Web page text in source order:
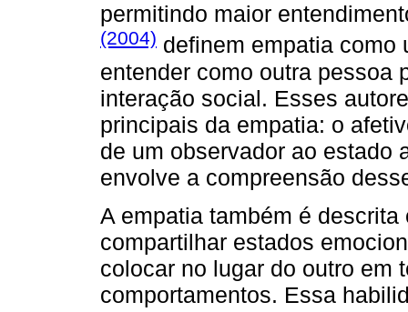
permitindo maior
(2004) definem empatia como
entender como outra pessoa
interação social. Esses
principais da empatia: o
de um observador ao estado
envolve a compreensão
A empatia também é
compartilhar estados
colocar no lugar do outro em
comportamentos. Essa